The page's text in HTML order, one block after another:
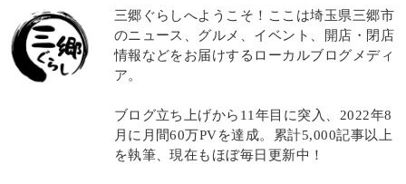
三郷ぐらしへようこそ！ここは埼玉県三郷市
のニュース、グルメ、イベント、開店・閉店
情報などをお届けするローカルブログメディ
ア。
ブログ立ち上げから11年目に突入、2022年8
月に月間60万PVを達成。累計5,000記事以上
を執筆、現在もほぼ毎日更新中！